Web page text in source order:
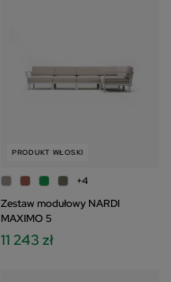
PRODUKT WŁOSKI
+4
Zestaw modułowy NARDI
MAXIMO 5
11 243 zł